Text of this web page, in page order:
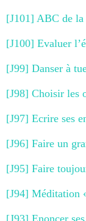
[J101] ABC de
[J100] Evaluer
[J99] Danser à
[J98] Choisir les
[J97] Ecrire ses
[J96] Faire un
[J95] Faire
[J94] Méditation
[J93] Enoncer